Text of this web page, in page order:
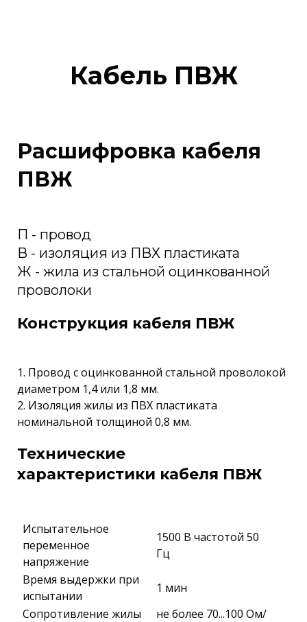
Кабель ПВЖ
Расшифровка кабеля
ПВЖ
П - провод
В - изоляция из ПВХ пластиката
Ж - жила из стальной оцинкованной
проволоки
Конструкция кабеля ПВЖ
1. Провод с оцинкованной стальной проволокой
диаметром 1,4 или 1,8 мм.
2. Изоляция жилы из ПВХ пластиката
номинальной толщиной 0,8 мм.
Технические
характеристики кабеля ПВЖ
Испытательное
переменное
напряжение
1500 В частотой 50
Гц
Время выдержки при
испытании
1 мин
Сопротивление жилы
не более 70...100 Ом/